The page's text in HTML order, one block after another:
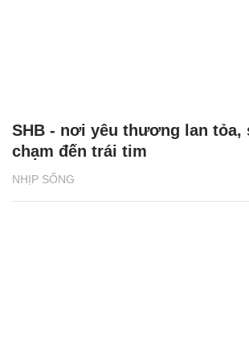
NHỊP SỐNG
SHB - nơi yêu thương lan tỏa,
chạm đến trái tim